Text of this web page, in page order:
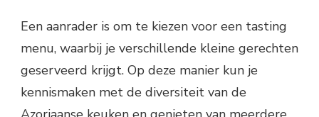
Een aanrader is om te kiezen voor een tasting
menu, waarbij je verschillende kleine gerechten
geserveerd krijgt. Op deze manier kun je
kennismaken met de diversiteit van de